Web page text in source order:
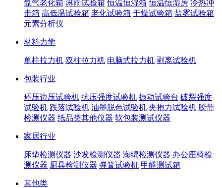
氙气老化箱 淋雨试验箱 恒温恒湿箱 恒温恒湿房 冷热冲
击箱 高低温试验箱 老化试验箱 干燥试验箱 盐雾试验箱
元素分析仪
材料力学
单柱拉力机 双柱拉力机 电脑式拉力机 剥离试验机
包装行业
环压边压试验机 抗压强度试验机 振动试验台 破裂强度
试验机 跌落试验机 油墨脱色试验机 夹抱力试验机 胶带
检测仪器 纸品类其他仪器 软包装测试仪器
家居行业
床垫检测仪器 沙发检测仪器 海绵检测仪器 办公座椅检
测仪器 厨具检测仪器 弹簧试验机 甲醛测试箱
其他类